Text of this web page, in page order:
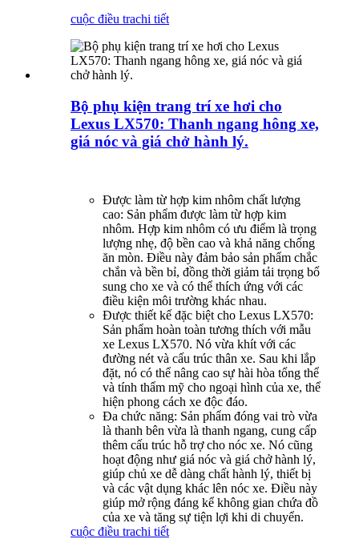
cuộc điều trachi tiết
Bộ phụ kiện trang trí xe hơi cho
Lexus LX570: Thanh ngang hông xe,
giá nóc và giá chở hành lý.
Được làm từ hợp kim nhôm chất lượng
cao: Sản phẩm được làm từ hợp kim
nhôm. Hợp kim nhôm có ưu điểm là trọng
lượng nhẹ, độ bền cao và khả năng chống
ăn mòn. Điều này đảm bảo sản phẩm chắc
chắn và bền bỉ, đồng thời giảm tải trọng bổ
sung cho xe và có thể thích ứng với các
điều kiện môi trường khác nhau.
Được thiết kế đặc biệt cho Lexus LX570:
Sản phẩm hoàn toàn tương thích với mẫu
xe Lexus LX570. Nó vừa khít với các
đường nét và cấu trúc thân xe. Sau khi lắp
đặt, nó có thể nâng cao sự hài hòa tổng thể
và tính thẩm mỹ cho ngoại hình của xe, thể
hiện phong cách xe độc ​​đáo.
Đa chức năng: Sản phẩm đóng vai trò vừa
là thanh bên vừa là thanh ngang, cung cấp
thêm cấu trúc hỗ trợ cho nóc xe. Nó cũng
hoạt động như giá nóc và giá chở hành lý,
giúp chủ xe dễ dàng chất hành lý, thiết bị
và các vật dụng khác lên nóc xe. Điều này
giúp mở rộng đáng kể không gian chứa đồ
của xe và tăng sự tiện lợi khi di chuyển.
cuộc điều trachi tiết